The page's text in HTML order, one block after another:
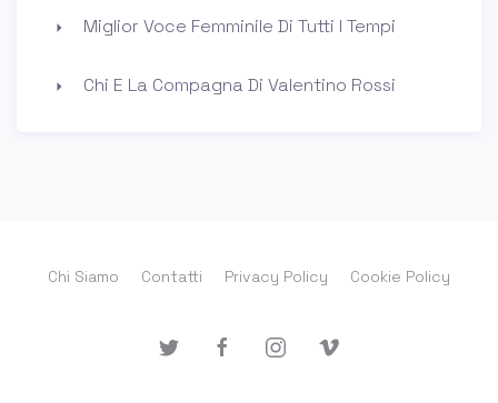
Miglior Voce Femminile Di Tutti I Tempi
Chi E La Compagna Di Valentino Rossi
Chi Siamo Contatti Privacy Policy Cookie Policy